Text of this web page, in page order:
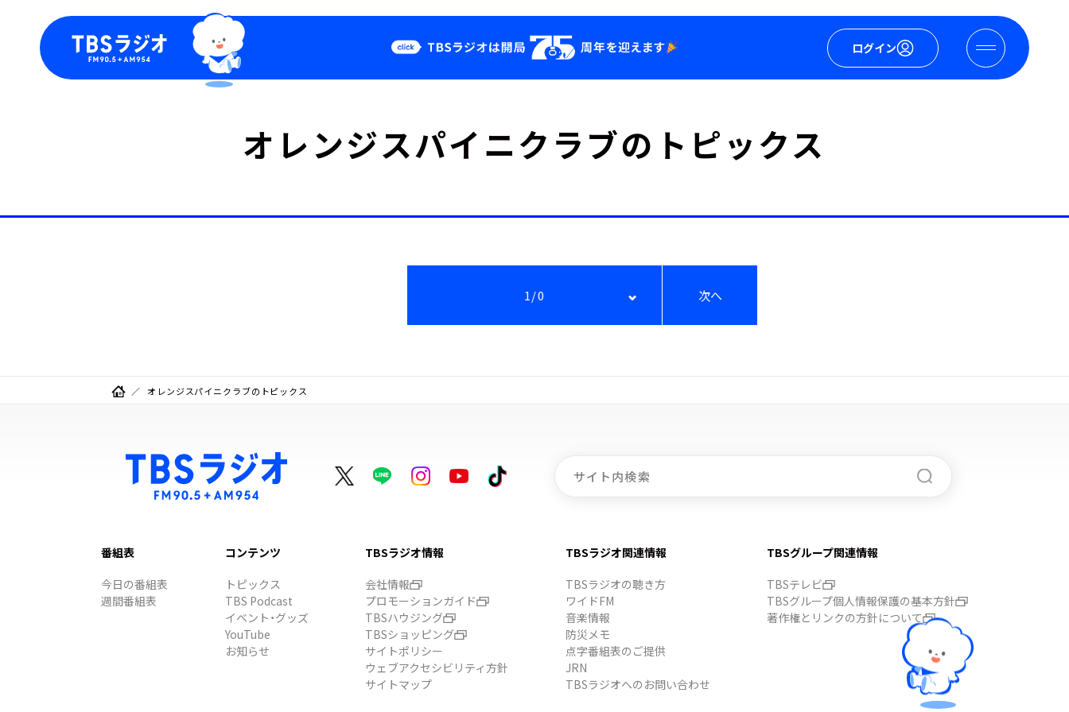
ログイン
TBS
Podcast
ズ
YouTube
オレンジスパイニクラブのトピックス
1/0 次へ
オレンジスパイニクラブのトピックス
番組表
今日の番組表
週間番組表
コンテンツ
トピックス
TBS Podcast
イベント・グッズ
YouTube
お知らせ
TBSラジオ情報
会社情報
プロモーションガイド
TBSハウジング
TBSショッピング
サイトポリシー
ウェブアクセシビリティ方針
サイトマップ
TBSラジオ関連情報
TBSラジオの聴き方
ワイドFM
音楽情報
防災メモ
点字番組表のご提供
JRN
TBSラジオへのお問い合わせ
TBSグループ関連情報
TBSテレビ
TBSグループ個人情報保護の基本方針
著作権とリンクの方針について